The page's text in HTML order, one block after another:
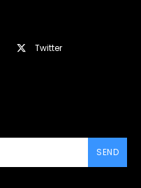
Twitter
SEND